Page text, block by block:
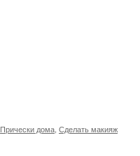
Прически дома, Сделать макияж